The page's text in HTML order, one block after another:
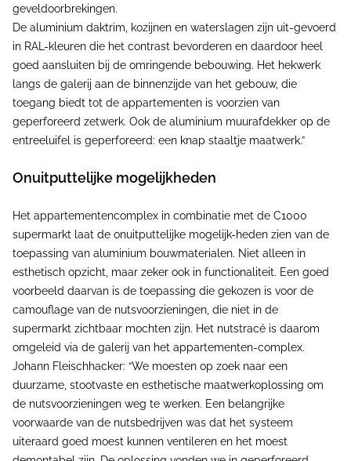
geveldoorbrekingen.
De aluminium daktrim, kozijnen en waterslagen zijn uit-gevoerd
in RAL-kleuren die het contrast bevorderen en daardoor heel
goed aansluiten bij de omringende bebouwing. Het hekwerk
langs de galerij aan de binnenzijde van het gebouw, die
toegang biedt tot de appartementen is voorzien van
geperforeerd zetwerk. Ook de aluminium muurafdekker op de
entreeluifel is geperforeerd: een knap staaltje maatwerk.”
Onuitputtelijke mogelijkheden
Het appartementencomplex in combinatie met de C1000
supermarkt laat de onuitputtelijke mogelijk-heden zien van de
toepassing van aluminium bouwmaterialen. Niet alleen in
esthetisch opzicht, maar zeker ook in functionaliteit. Een goed
voorbeeld daarvan is de toepassing die gekozen is voor de
camouflage van de nutsvoorzieningen, die niet in de
supermarkt zichtbaar mochten zijn. Het nutstracé is daarom
omgeleid via de galerij van het appartementen-complex.
Johann Fleischhacker: “We moesten op zoek naar een
duurzame, stootvaste en esthetische maatwerkoplossing om
de nutsvoorzieningen weg te werken. Een belangrijke
voorwaarde van de nutsbedrijven was dat het systeem
uiteraard goed moest kunnen ventileren en het moest